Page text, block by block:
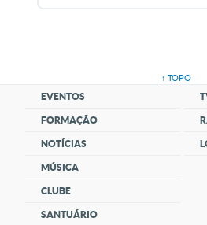
↑ TOPO
EVENTOS
FORMAÇÃO
NOTÍCIAS
MÚSICA
CLUBE
SANTUÁRIO